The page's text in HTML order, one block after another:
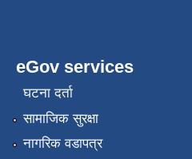
eGov services
घटना दर्ता
सामाजिक सुरक्षा
नागरिक वडापत्र